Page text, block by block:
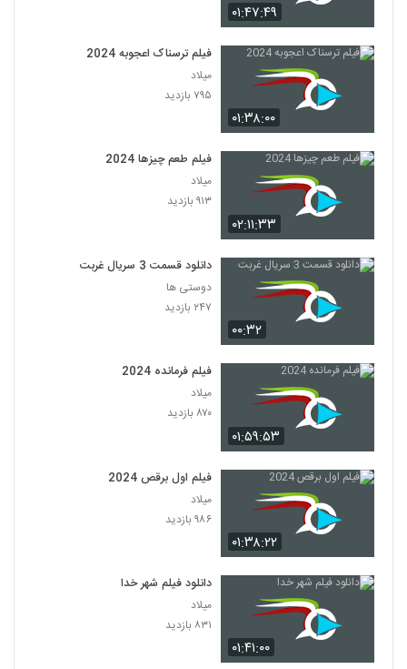
۰۱:۴۷:۴۹
۰۱:۳۸:۰۰
فیلم ترسناک اعجوبه 2024
میلاد
۷۹۵ بازدید
۰۲:۱۱:۳۳
فیلم طعم چیزها 2024
میلاد
۹۱۳ بازدید
۰۰:۳۲
دانلود قسمت 3 سریال غربت
دوستی ها
۲۴۷ بازدید
۰۱:۵۹:۵۳
فیلم فرمانده 2024
میلاد
۸۷۰ بازدید
۰۱:۳۸:۲۲
فیلم اول برقص 2024
میلاد
۹۸۶ بازدید
۰۱:۴۱:۰۰
دانلود فیلم شهر خدا
میلاد
۸۳۱ بازدید